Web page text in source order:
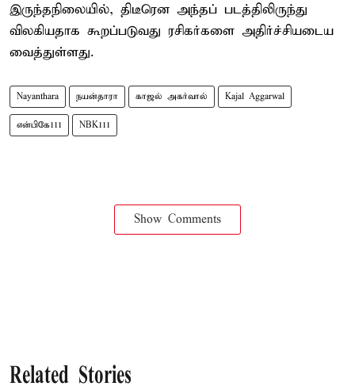
இருந்தநிலையில், திடீரென அந்தப் படத்திலிருந்து
விலகியதாக கூறப்படுவது ரசிகர்களை அதிர்ச்சியடைய
வைத்துள்ளது.
Nayanthara நயன்தாரா காஜல் அகர்வால் Kajal Aggarwal
என்பிகே111 NBK111
Show Comments
Related Stories